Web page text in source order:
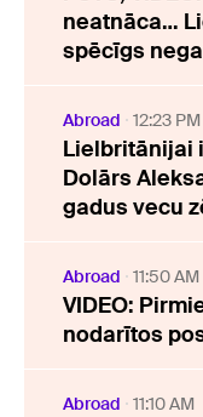
neatnāca…
spēcīgs
Abroad 12:23 PM
Lielbritānijai
Dolārs
gadus vecu
Abroad 11:50 AM
VIDEO:
nodarītos
Abroad 11:10 AM